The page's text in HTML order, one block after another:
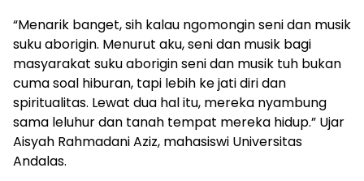
“Menarik banget, sih kalau ngomongin seni dan musik
suku aborigin. Menurut aku, seni dan musik bagi
masyarakat suku aborigin seni dan musik tuh bukan
cuma soal hiburan, tapi lebih ke jati diri dan
spiritualitas. Lewat dua hal itu, mereka nyambung
sama leluhur dan tanah tempat mereka hidup.” Ujar
Aisyah Rahmadani Aziz, mahasiswi Universitas
Andalas.